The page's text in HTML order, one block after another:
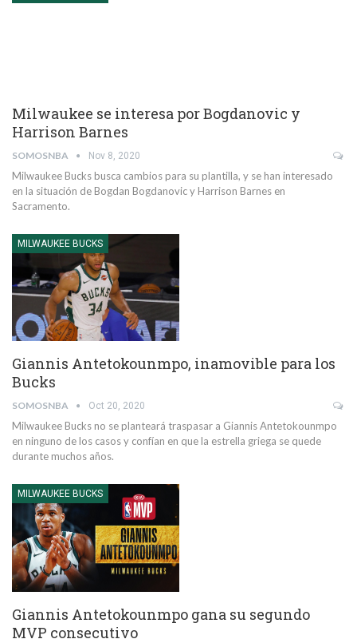
Milwaukee se interesa por Bogdanovic y
Harrison Barnes
SOMOSNBA Nov 8, 2020
Milwaukee Bucks busca cambios para su plantilla, y se han interesado
en la situación de Bogdan Bogdanovic y Harrison Barnes en
Sacramento.
MILWAUKEE BUCKS
Giannis Antetokounmpo, inamovible para los
Bucks
SOMOSNBA Oct 20, 2020
Milwaukee Bucks no se planteará traspasar a Giannis Antetokounmpo
en ninguno de los casos y confían en que la estrella griega se quede
durante muchos años.
MILWAUKEE BUCKS
Giannis Antetokounmpo gana su segundo
MVP consecutivo